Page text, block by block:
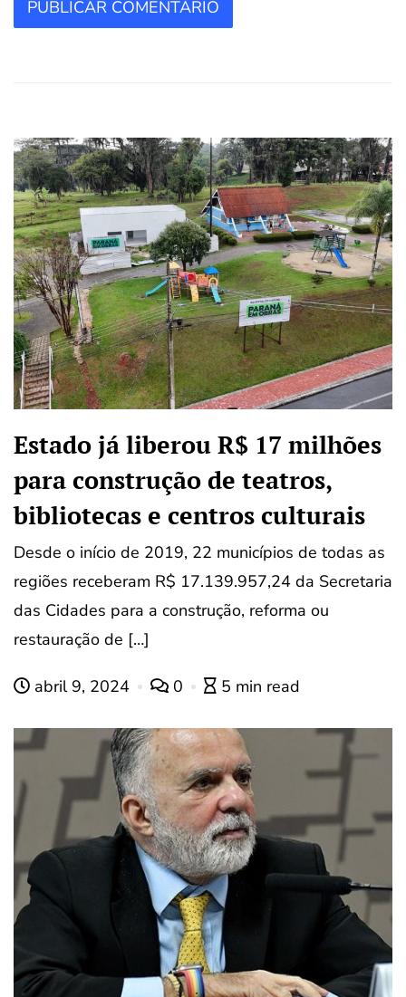
Estado já liberou R$ 17 milhões
para construção de teatros,
bibliotecas e centros culturais
Desde o início de 2019, 22 municípios de todas as
regiões receberam R$ 17.139.957,24 da Secretaria
das Cidades para a construção, reforma ou
restauração de […]
abril 9, 2024 0 5 min read